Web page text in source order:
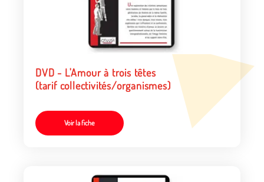
DVD - L'Amour à trois têtes
(tarif collectivités/organismes)
Voir la fiche